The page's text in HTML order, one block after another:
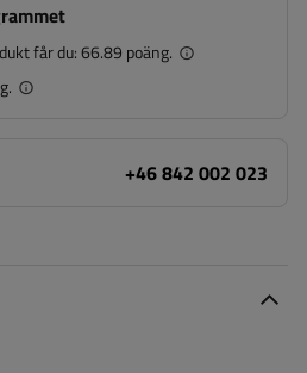
får du:66.89 poäng.
+46 842 002 023